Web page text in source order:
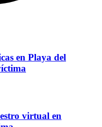
en Playa del
virtual en